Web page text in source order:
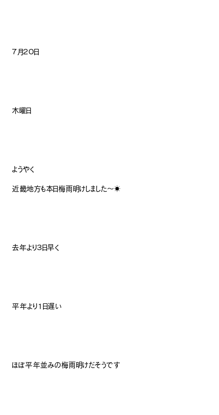
７月２０日
木曜日
ようやく
近畿地方も本日梅雨明けしました〜☀️
去年より３日早く
平年より１日遅い
ほぼ平年並みの梅雨明けだそうです